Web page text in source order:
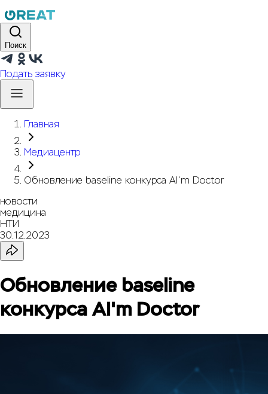
Поиск
Подать заявку
Главная
Медиацентр
Обновление baseline конкурса AI'm Doctor
новости
медицина
НТИ
30.12.2023
Обновление baseline
конкурса AI'm Doctor